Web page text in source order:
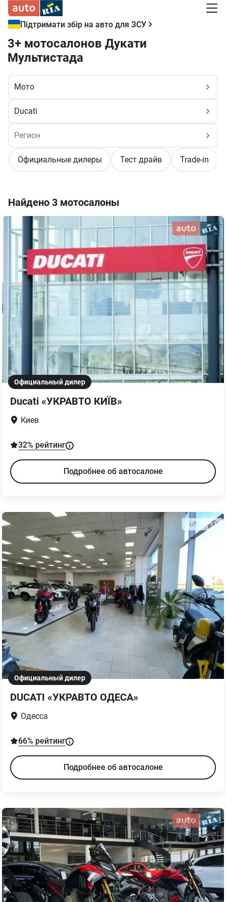
Підтримати збір на авто для ЗСУ
3+ мотосалонов Дукати
Мультистада
Официальные дилеры Тест драйв Trade-in
Найдено 3 мотосалоны
Официальный дилер
Ducati «УКРАВТО КИЇВ»
Киев
32% рейтинг
Подробнее об автосалоне
Официальный дилер
DUCATI «УКРАВТО ОДЕСА»
Одесса
66% рейтинг
Подробнее об автосалоне